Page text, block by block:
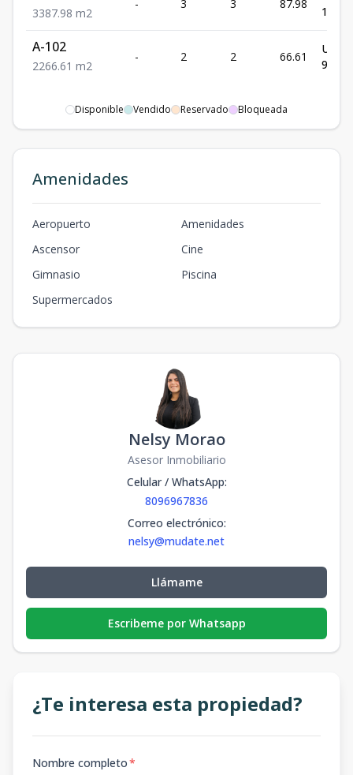
3387.98 m2
- 3 3 87.98
A-102
2266.61 m2
- 2 2 66.61
US$
Disponible Vendido Reservado Bloqueada
Amenidades
Aeropuerto
Amenidades
Ascensor
Cine
Gimnasio
Piscina
Supermercados
Nelsy Morao
Asesor Inmobiliario
Celular / WhatsApp:
8096967836
Correo electrónico:
nelsy@mudate.net
Llámame
Escribeme por Whatsapp
¿Te interesa esta propiedad?
Nombre completo*